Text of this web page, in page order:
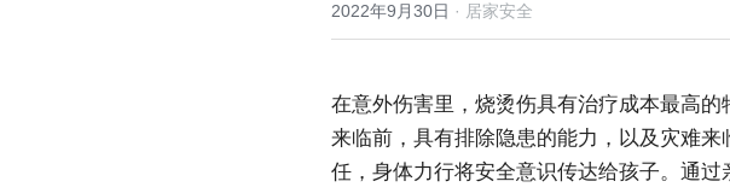
2022年9月30日 · 居家安全
在意外伤害里，烧烫伤具有治疗成本最高
来临前，具有排除隐患的能力，以及灾难
任，身体力行将安全意识传达给孩子。通